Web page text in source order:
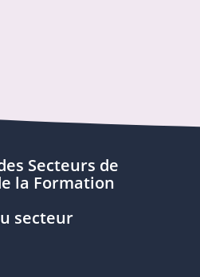
Secteurs de
la Formation
secteur